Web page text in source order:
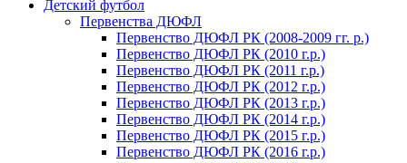
Детский футбол
Первенства ДЮФЛ
Первенство ДЮФЛ РК (2008-2009 гг. р.)
Первенство ДЮФЛ РК (2010 г.р.)
Первенство ДЮФЛ РК (2011 г.р.)
Первенство ДЮФЛ РК (2012 г.р.)
Первенство ДЮФЛ РК (2013 г.р.)
Первенство ДЮФЛ РК (2014 г.р.)
Первенство ДЮФЛ РК (2015 г.р.)
Первенство ДЮФЛ РК (2016 г.р.)